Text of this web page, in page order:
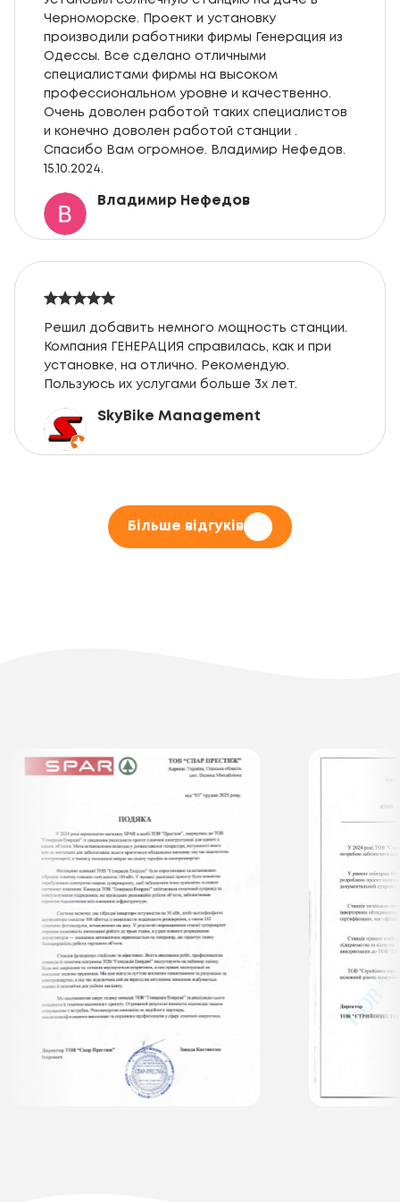
Черноморске. Проект и установку
производили работники фирмы Генерация из
Одессы. Все сделано отличными
специалистами фирмы на высоком
профессиональном уровне и качественно.
Очень доволен работой таких специалистов
и конечно доволен работой станции .
Спасибо Вам огромное. Владимир Нефедов.
15.10.2024.
Владимир Нефедов
Решил добавить немного мощность станции.
Компания ГЕНЕРАЦИЯ справилась, как и при
установке, на отлично. Рекомендую.
Пользуюсь их услугами больше 3х лет.
SkyBike Management
Більше відгуків